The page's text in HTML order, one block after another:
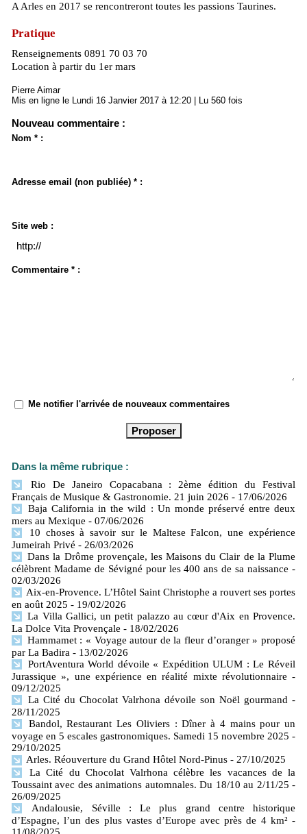
A Arles en 2017 se rencontreront toutes les passions Taurines.
Pratique
Renseignements 0891 70 03 70
Location à partir du 1er mars
Pierre Aimar
Mis en ligne le Lundi 16 Janvier 2017 à 12:20 | Lu 560 fois
Nouveau commentaire :
Nom * :
Adresse email (non publiée) * :
Site web :
Commentaire * :
Me notifier l'arrivée de nouveaux commentaires
Dans la même rubrique :
Rio De Janeiro Copacabana : 2ème édition du Festival
Français de Musique & Gastronomie. 21 juin 2026 - 17/06/2026
Baja California in the wild : Un monde préservé entre deux
mers​ au Mexique - 07/06/2026
10 choses à savoir sur le Maltese Falcon, une expérience
Jumeirah Privé - 26/03/2026
Dans la Drôme provençale, les Maisons du Clair de la Plume
célèbrent Madame de Sévigné pour les 400 ans de sa naissance -
02/03/2026
Aix-en-Provence. L’Hôtel Saint Christophe a rouvert ses portes
en août 2025 - 19/02/2026
La Villa Gallici, un petit palazzo au cœur d'Aix en Provence.
La Dolce Vita Provençale - 18/02/2026
Hammamet : « Voyage autour de la fleur d’oranger » proposé
par La Badira - 13/02/2026
PortAventura World dévoile « Expédition ULUM : Le Réveil
Jurassique », une expérience en réalité mixte révolutionnaire -
09/12/2025
La Cité du Chocolat Valrhona dévoile son Noël gourmand -
28/11/2025
Bandol, Restaurant Les Oliviers : Dîner à 4 mains pour un
voyage en 5 escales gastronomiques. Samedi 15 novembre 2025 -
29/10/2025
Arles. Réouverture du Grand Hôtel Nord-Pinus - 27/10/2025
La Cité du Chocolat Valrhona célèbre les vacances de la
Toussaint avec des animations automnales. Du 18/10 au 2/11/25 -
26/09/2025
Andalousie, Séville : Le plus grand centre historique
d’Espagne, l’un des plus vastes d’Europe avec près de 4 km² -
11/08/2025